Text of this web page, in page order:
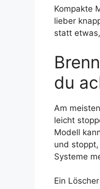
Kompakte
lieber
statt
du
Am
leicht
Modell
und
Systeme
Ein